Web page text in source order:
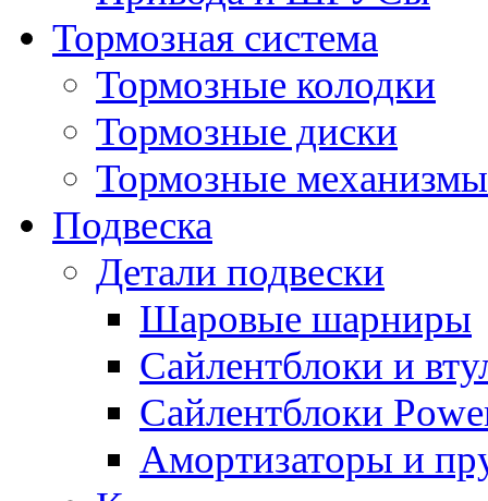
Тормозная система
Тормозные колодки
Тормозные диски
Тормозные механизмы
Подвеска
Детали подвески
Шаровые шарниры
Сайлентблоки и
Сайлентблоки
Амортизаторы и